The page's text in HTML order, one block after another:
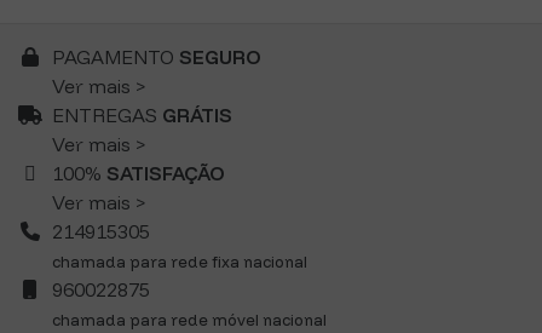
PAGAMENTO SEGURO
Ver mais >
ENTREGAS GRÁTIS
Ver mais >
100% SATISFAÇÃO
Ver mais >
214915305
chamada para rede fixa nacional
960022875
chamada para rede móvel nacional